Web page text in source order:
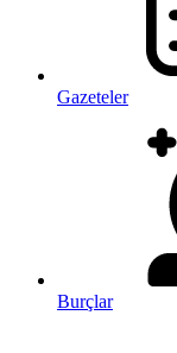
Gazeteler
Burçlar